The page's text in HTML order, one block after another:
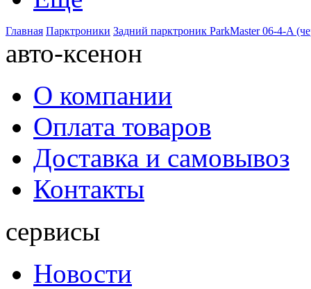
Главная Парктроники Задний парктроник ParkMaster 06-4-A
авто-ксенон
О компании
Оплата товаров
Доставка и самовывоз
Контакты
сервисы
Новости